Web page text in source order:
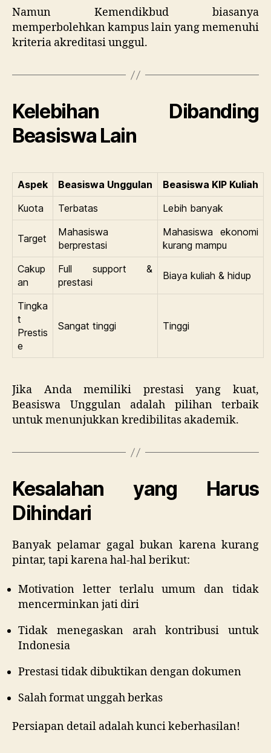
Namun Kemendikbud biasanya
memperbolehkan kampus lain yang memenuhi
kriteria akreditasi unggul.
Kelebihan Dibanding
Beasiswa Lain
Aspek Beasiswa Unggulan
Beasiswa KIP Kuliah
Kuota
Terbatas Lebih banyak
Target
Mahasiswa
berprestasi
Mahasiswa ekonomi
kurang mampu
Cakup
an
Full support &
prestasi
Biaya kuliah & hidup
Tingka
t
Prestis
e
Sangat tinggi Tinggi
Jika Anda memiliki prestasi yang kuat,
Beasiswa Unggulan adalah pilihan terbaik
untuk menunjukkan kredibilitas akademik.
Kesalahan yang Harus
Dihindari
Banyak pelamar gagal bukan karena kurang
pintar, tapi karena hal-hal berikut:
Motivation letter terlalu umum dan tidak
mencerminkan jati diri
Tidak menegaskan arah kontribusi untuk
Indonesia
Prestasi tidak dibuktikan dengan dokumen
Salah format unggah berkas
Persiapan detail adalah kunci keberhasilan!